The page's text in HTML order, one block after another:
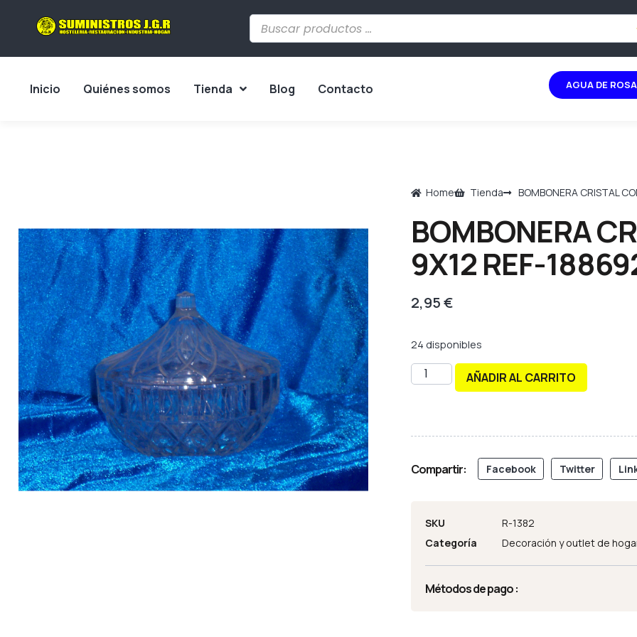
Inicio Quiénes somos Tienda Blog Contacto AGUA DE ROSA
Home Tienda BOMBONERA CRISTAL
BOMBONERA
9X12 REF-
2,95€
24 disponibles
AÑADIR AL CARRITO
Compartir: Facebook Twitter
SKU
R-1382
Categoría
Decoración y outlet de
Métodos de pago :